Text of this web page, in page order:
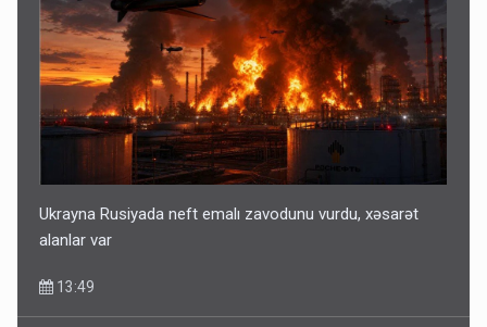
Ukrayna Rusiyada neft emalı zavodunu vurdu, xəsarət
alanlar var
13:49